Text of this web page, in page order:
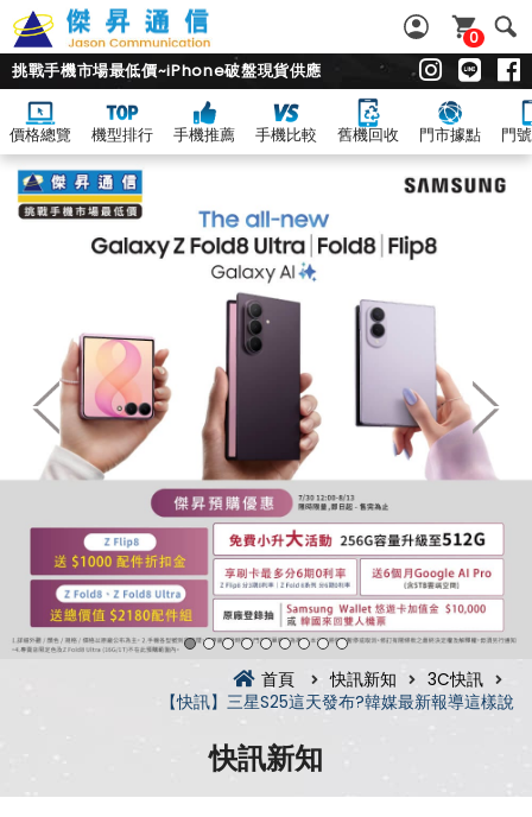
0
挑戰手機市場最低價~iPhone破盤現貨供應
價格總覽 機型排行 手機推薦 手機比較 舊機回收 門市據點 門
首頁 快訊新知
3C快訊
【快訊】三星S25這天發布?韓媒最新報導這樣說
快訊新知